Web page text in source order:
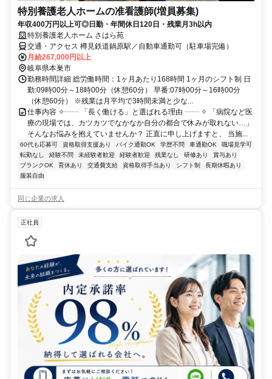
特別養護老人ホームの准看護師(増員募集)
年収400万円以上可◎日勤・年間休日120日・残業月3h以内
特別養護老人ホーム さはら苑
交通・アクセス 樽見鉄道鍋原駅／自動車通勤可（駐車場完備）
月給267,000円以上
岐阜県本巣市
勤務時間詳細 総労働時間：1ヶ月あたり168時間 1ヶ月のシフト制 日
勤:09時00分～18時00分（休憩60分） 早番:07時00分～16時00分
（休憩60分） ※残業は月平均で3時間未満と少な...
仕事内容 ✧┈┈ 「長く働ける」と選ばれる理由 ┈┈ ✧ 「病院など医
療の現場では、カツカツでなかなか自分の都合で休みが取れない…」
そんなお悩みを抱えていませんか？ 正直に申し上げますと、 当施...
60代も応募可 資格取得支援あり バイク通勤OK 学歴不問 車通勤OK
職場見学可
転勤なし
経験不問 未経験者歓迎 経験者歓迎 残業なし 研修あり
賞与あり
ブランクOK
育休あり 交通費支給 資格取得手当あり シフト制
長期休暇あり
服装自由
同じ企業の求人
正社員